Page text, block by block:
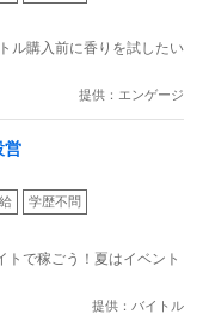
ル購入前に香りを試したい
提供：エンゲージ
営
学歴不問
トで稼ごう！夏はイベント
提供：バイトル